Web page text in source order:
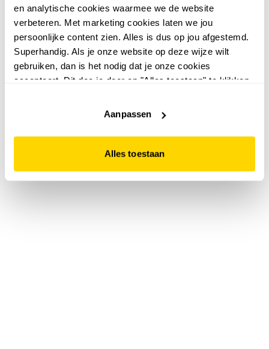
en analytische cookies waarmee we de website
verbeteren. Met marketing cookies laten we jou
persoonlijke content zien. Alles is dus op jou afgestemd.
Superhandig. Als je onze website op deze wijze wilt
gebruiken, dan is het nodig dat je onze cookies
accepteert. Dit doe je door op "Alles toestaan" te klikken.
website niet optimaal functioneert.
Aanpassen
Alles toestaan